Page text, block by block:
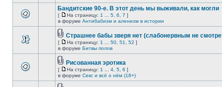
Бандитские 90-е. В этот день мы выживали, как могли
[ На страницу: 1 5 6 7 ]
в форуме Антибабизм и аленизм в истории
Страшнее бабы зверя нет (слабонервным не
[ На страницу: 1 50 51 52 ]
в форуме Битвы полов
Рисованная эротика
[ На страницу: 1 4 5 6 ]
в форуме Секс и всё о нём (18+)